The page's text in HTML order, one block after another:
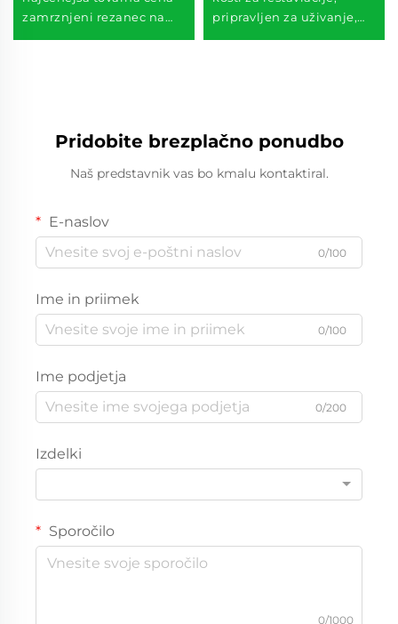
zamrznjeni rezanec na
pripravljen za uživanje,
Pridobite brezplačno ponudbo
Naš predstavnik vas bo kmalu kontaktiral.
E-naslov
0/100
Ime in priimek
0/100
Ime podjetja
0/200
Izdelki
Sporočilo
0/1000